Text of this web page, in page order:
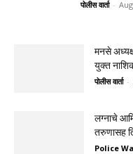
पोलीस वार्ता -
मनसे
युक्त
पोलीस वार्ता -
लग्नाचे
तरुणासह
Police